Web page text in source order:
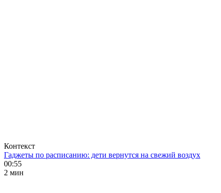
Контекст
Гаджеты по расписанию: дети вернутся на свежий воздух
00:55
2 мин